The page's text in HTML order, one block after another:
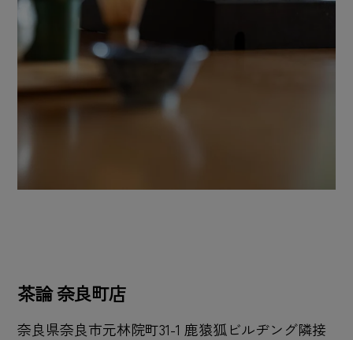
茶論 奈良町店
奈良県奈良市元林院町31-1 鹿猿狐ビルヂング隣接